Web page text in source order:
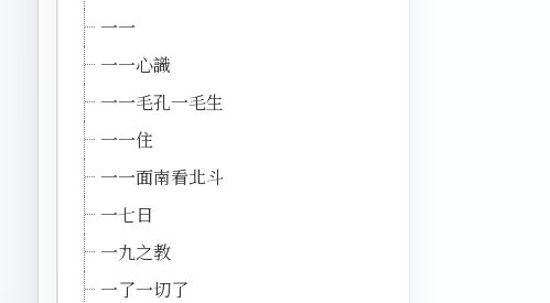
一一
一一心識
一一毛孔一毛生
一一住
一一面南看北斗
一七日
一九之教
一了一切了